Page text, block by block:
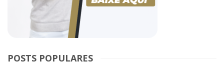
POSTS POPULARES